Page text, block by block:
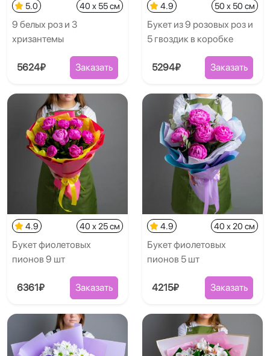
5.0 40 x 55 см
9 белых роз и 3
хризантемы
5624₽ Заказать
4.9 50 x 50 см
Букет из 9 розовых роз и
5 гвоздик в коробке
5294₽ Заказать
4.9 40 x 25 см
Букет фиолетовых
пионов 9 шт
6361₽ Заказать
4.9 40 x 20 см
Букет фиолетовых
пионов 5 шт
4215₽ Заказать